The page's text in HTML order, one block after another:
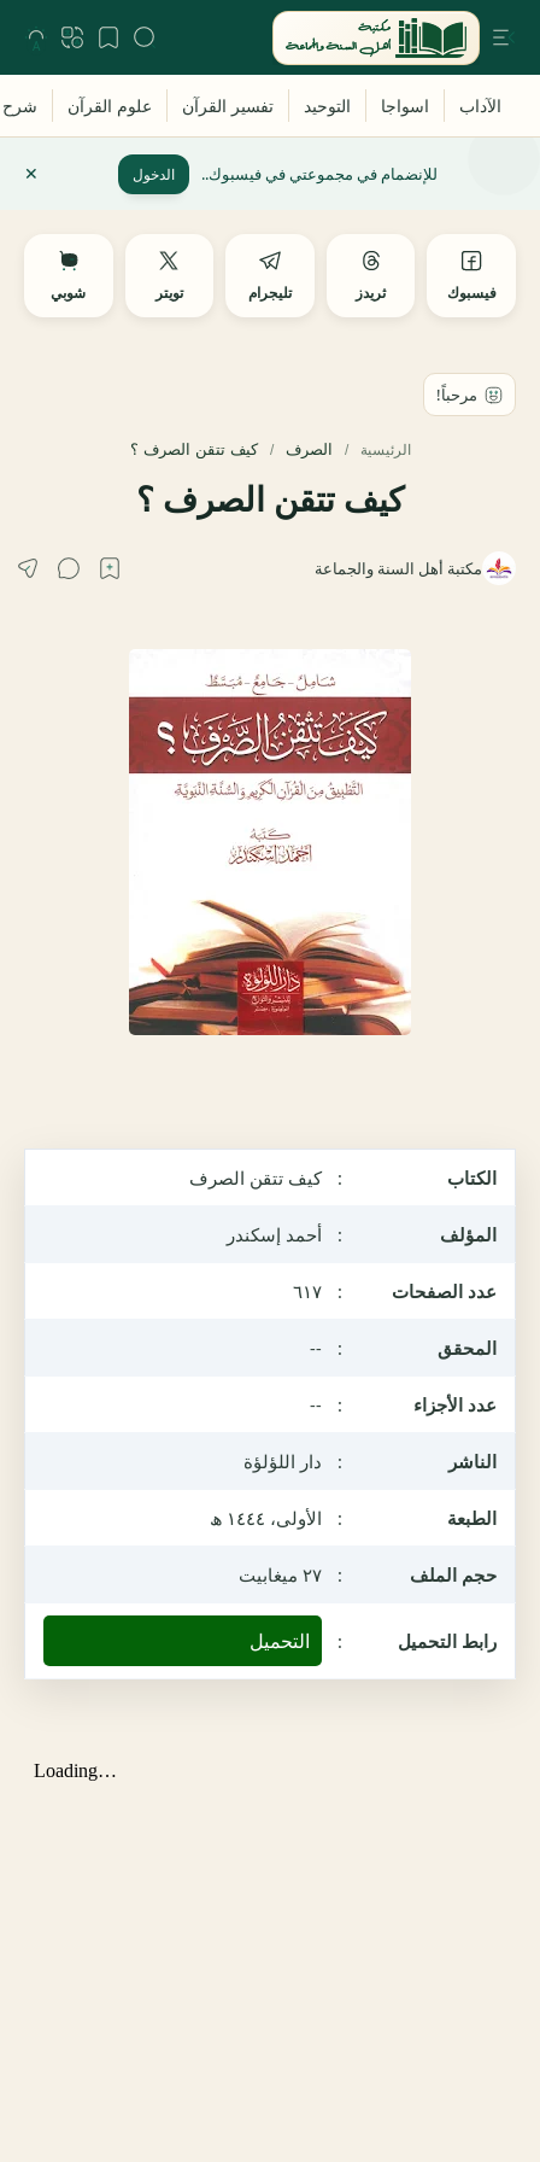
للإنضمام في مجموعتي في فيسبوك.. الدخول
فيسبوك ثريدز تليجرام تويتر شوبي
الرئيسية الصرف
كيف تتقن الصرف ؟
الكتاب : كيف تتقن الصرف
المؤلف : أحمد إسكندر
عدد الصفحات : ٦١٧
المحقق :
--
عدد الأجزاء :
--
الناشر : دار اللؤلؤة
الطبعة : الأولى، ١٤٤٤ ھ
حجم الملف : ٢٧ ميغابيت
رابط التحميل : التحميل